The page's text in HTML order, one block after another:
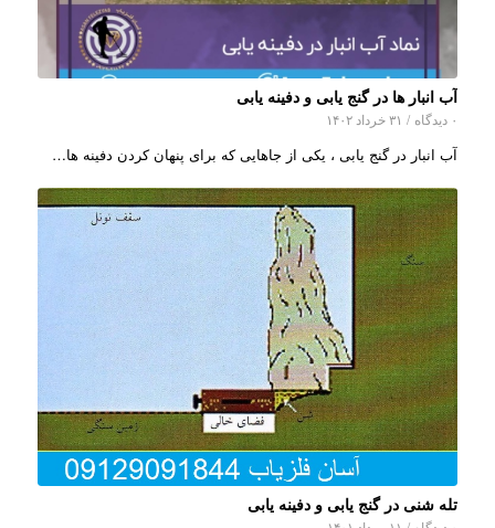
آب انبار ها در گنج یابی و دفینه یابی
۰ دیدگاه / ۳۱ خرداد ۱۴۰۲
آب انبار در گنج یابی ، یکی از جاهایی که برای پنهان کردن دفینه ها…
تله شنی در گنج یابی و دفینه یابی